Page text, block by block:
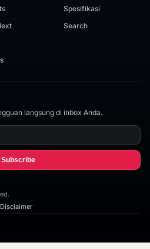
Spesifikasi
Search
langsung di inbox Anda.
Subscribe
Disclaimer